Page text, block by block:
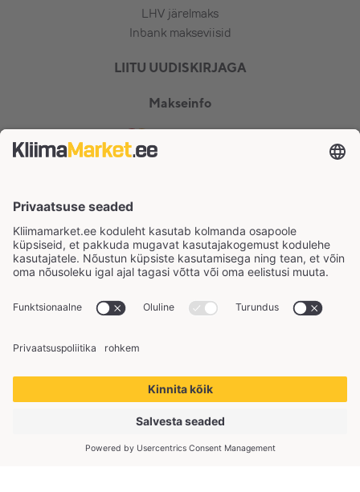
LHV järelmaks
Inbank makseviisid
LIITU UUDISKIRJAGA
Makseinfo